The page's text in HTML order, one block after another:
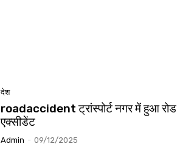
देश
roadaccident ट्रांस्पोर्ट नगर में हुआ रोड
एक्सीडेंट
Admin - 09/12/2025